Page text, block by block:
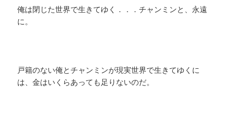
俺は閉じた世界で生きてゆく．．．チャンミンと、永遠
に。
戸籍のない俺とチャンミンが現実世界で生きてゆくに
は、金はいくらあっても足りないのだ。